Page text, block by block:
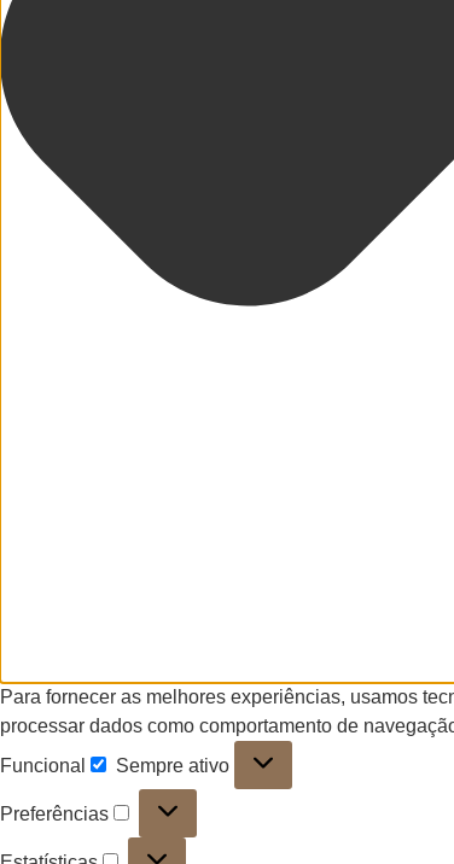
Para fornecer as melhores experiências, usamos
processar dados como comportamento de
Funcional
Sempre ativo
Preferências